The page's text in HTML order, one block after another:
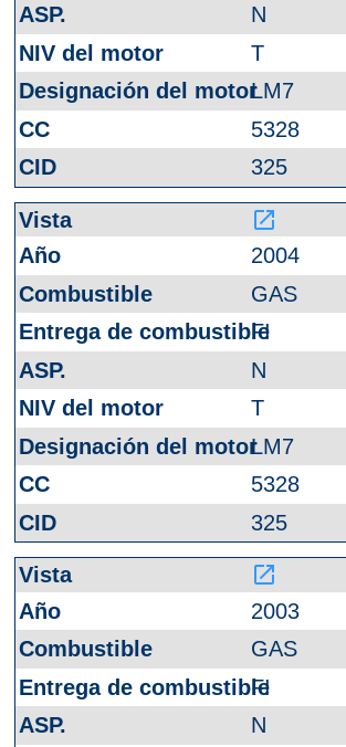
N
T
LM7
5328
325
launch
2004
GAS
FI
N
T
LM7
5328
325
launch
2003
GAS
FI
N